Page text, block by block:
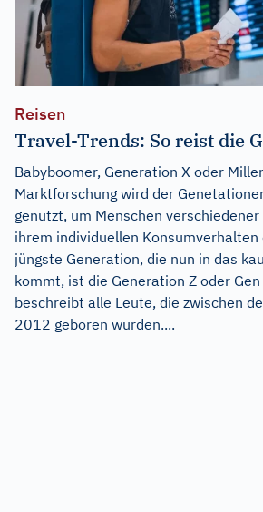
Reisen
Travel-Trends: So reist die
Babyboomer, Generation X oder
Marktforschung wird der
genutzt, um Menschen
ihrem individuellen
jüngste Generation, die nun in das
kommt, ist die Generation Z oder
beschreibt alle Leute, die zwischen
2012 geboren wurden....